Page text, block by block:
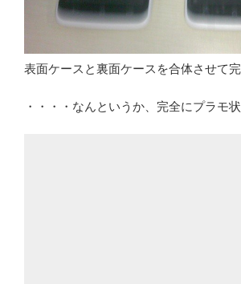
表面ケースと裏面ケースを合体させて完
・・・・なんというか、完全にプラモ状